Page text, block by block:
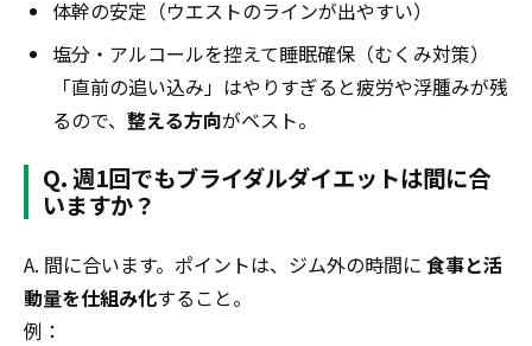
体幹の安定（ウエストのラインが出やすい）
塩分・アルコールを控えて睡眠確保（むくみ対策）
「直前の追い込み」はやりすぎると疲労や浮腫みが残
るので、 整える方向がベスト。
Q. 週1回でもブライダルダイエットは間に合
いますか？
A. 間に合います。ポイントは、ジム外の時間に 食事と活
動量を仕組み化すること。
例：